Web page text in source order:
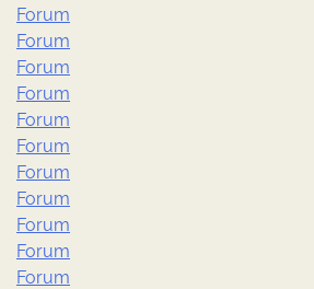
Forum
Forum
Forum
Forum
Forum
Forum
Forum
Forum
Forum
Forum
Forum